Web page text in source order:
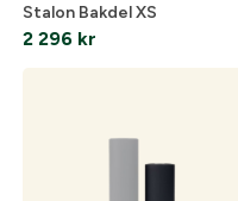
Stalon Bakdel XS
2 296 kr